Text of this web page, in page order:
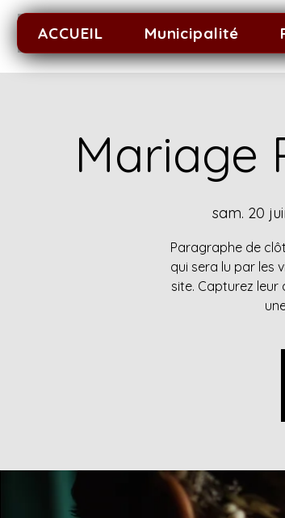
ACCUEIL Municipalité
Mariage
sam. 20
Paragraphe de
qui sera lu par les
site. Capturez